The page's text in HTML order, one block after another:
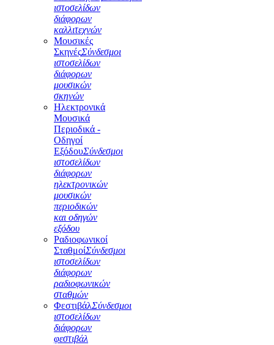
ιστοσελίδων
διάφορων
καλλιτεχνών
Μουσικές
ΣκηνέςΣύνδεσμοι
ιστοσελίδων
διάφορων
μουσικών
σκηνών
Ηλεκτρονικά
Μουσικά
Περιοδικά -
Οδηγοί
ΕξόδουΣύνδεσμοι
ιστοσελίδων
διάφορων
ηλεκτρονικών
μουσικών
περιοδικών
και οδηγών
εξόδου
Ραδιοφωνικοί
ΣταθμοίΣύνδεσμοι
ιστοσελίδων
διάφορων
ραδιοφωνικών
σταθμών
ΦεστιβάλΣύνδεσμοι
ιστοσελίδων
διάφορων
φεστιβάλ